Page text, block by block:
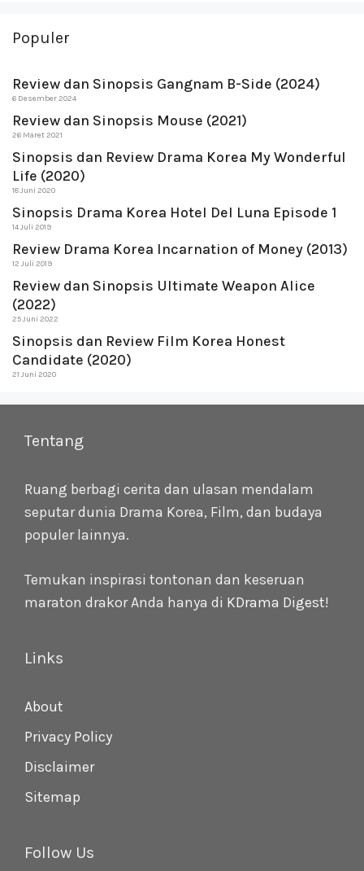
Populer
Review dan Sinopsis Gangnam B-Side (2024)
6 Desember 2024
Review dan Sinopsis Mouse (2021)
26 Maret 2021
Sinopsis dan Review Drama Korea My Wonderful
Life (2020)
18 Juni 2020
Sinopsis Drama Korea Hotel Del Luna Episode 1
14 Juli 2019
Review Drama Korea Incarnation of Money (2013)
12 Juli 2019
Review dan Sinopsis Ultimate Weapon Alice
(2022)
25 Juni 2022
Sinopsis dan Review Film Korea Honest
Candidate (2020)
21 Juni 2020
Tentang
Ruang berbagi cerita dan ulasan mendalam
seputar dunia Drama Korea, Film, dan budaya
populer lainnya.
Temukan inspirasi tontonan dan keseruan
maraton drakor Anda hanya di KDrama Digest!
Links
About
Privacy Policy
Disclaimer
Sitemap
Follow Us